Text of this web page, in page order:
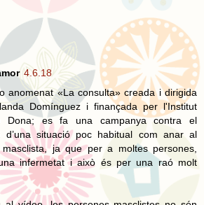
4.6.18
anomenat «La consulta» creada i dirigida
Domínguez i finançada per l'Institut
Dona; es fa una campanya contra el
d’una situació poc habitual com anar al
ja que per a moltes persones,
infermetat i això és per una raó molt